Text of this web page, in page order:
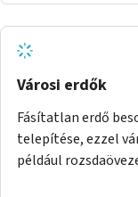
Városi erdők
Fásítatlan erdő
telepítése, ezzel
például